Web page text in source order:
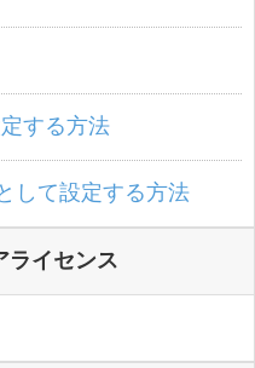
する方法
して設定する方法
ライセンス